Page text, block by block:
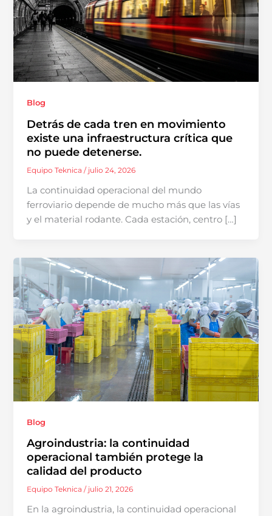
Blog
Detrás de cada tren en movimiento
existe una infraestructura crítica que
no puede detenerse.
Equipo Teknica/ julio 24, 2026
La continuidad operacional del mundo
ferroviario depende de mucho más que las vías
y el material rodante. Cada estación, centro […]
Blog
Agroindustria: la continuidad
operacional también protege la
calidad del producto
Equipo Teknica/ julio 21, 2026
En la agroindustria, la continuidad operacional